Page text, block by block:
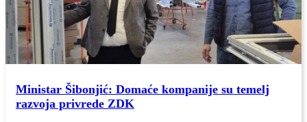
Ministar Šibonjić: Domaće kompanije su temelj
razvoja privrede ZDK